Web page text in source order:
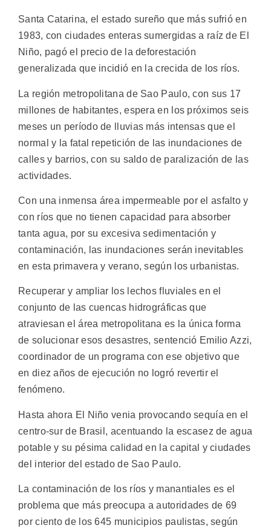
Santa Catarina, el estado sureño que más sufrió en
1983, con ciudades enteras sumergidas a raíz de El
Niño, pagó el precio de la deforestación
generalizada que incidió en la crecida de los ríos.
La región metropolitana de Sao Paulo, con sus 17
millones de habitantes, espera en los próximos seis
meses un período de lluvias más intensas que el
normal y la fatal repetición de las inundaciones de
calles y barrios, con su saldo de paralización de las
actividades.
Con una inmensa área impermeable por el asfalto y
con ríos que no tienen capacidad para absorber
tanta agua, por su excesiva sedimentación y
contaminación, las inundaciones serán inevitables
en esta primavera y verano, según los urbanistas.
Recuperar y ampliar los lechos fluviales en el
conjunto de las cuencas hidrográficas que
atraviesan el área metropolitana es la única forma
de solucionar esos desastres, sentenció Emilio Azzi,
coordinador de un programa con ese objetivo que
en diez años de ejecución no logró revertir el
fenómeno.
Hasta ahora El Niño venia provocando sequía en el
centro-sur de Brasil, acentuando la escasez de agua
potable y su pésima calidad en la capital y ciudades
del interior del estado de Sao Paulo.
La contaminación de los ríos y manantiales es el
problema que más preocupa a autoridades de 69
por ciento de los 645 municipios paulistas, según